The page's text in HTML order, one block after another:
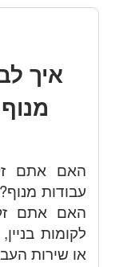
איך
האם אתם
עבודות
האם אתם
לקומות
או שירות